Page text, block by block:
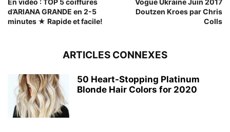
En vidéo : TOP 5 coiffures
d’ARIANA GRANDE en 2-5
minutes ★ Rapide et facile!
Vogue Ukraine Juin 2017
Doutzen Kroes par Chris
Colls
ARTICLES CONNEXES
50 Heart-Stopping Platinum
Blonde Hair Colors for 2020